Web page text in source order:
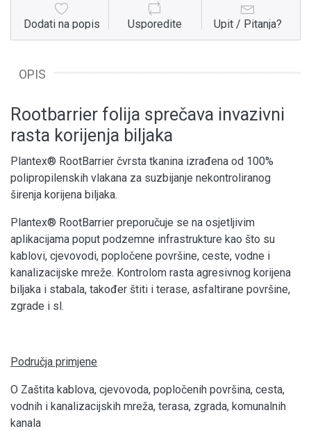
Dodati na popis Usporedite Upit / Pitanja?
OPIS
Rootbarrier folija sprečava invazivni
rasta korijenja biljaka
Plantex® RootBarrier čvrsta tkanina izrađena od 100%
polipropilenskih vlakana za suzbijanje nekontroliranog
širenja korijena biljaka.
Plantex® RootBarrier preporučuje se na osjetljivim
aplikacijama poput podzemne infrastrukture kao što su
kablovi, cjevovodi, popločene površine, ceste, vodne i
kanalizacijske mreže. Kontrolom rasta agresivnog korijena
biljaka i stabala, također štiti i terase, asfaltirane površine,
zgrade i sl.
Područja primjene
O Zaštita kablova, cjevovoda, popločenih površina, cesta,
vodnih i kanalizacijskih mreža, terasa, zgrada, komunalnih
kanala